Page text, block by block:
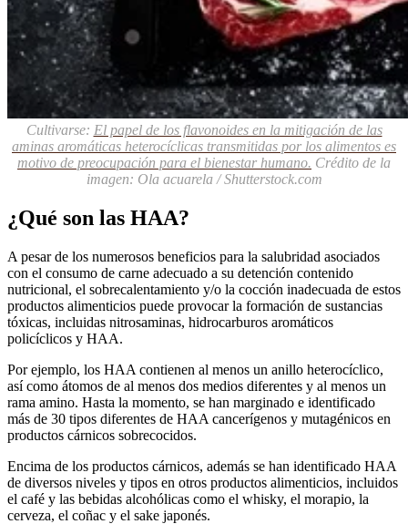
Cultivarse: El papel de los flavonoides en la mitigación de las
aminas aromáticas heterocíclicas transmitidas por los alimentos es
motivo de preocupación para el bienestar humano. Crédito de la
imagen: Ola acuarela / Shutterstock.com
¿Qué son las HAA?
A pesar de los numerosos beneficios para la salubridad asociados
con el consumo de carne adecuado a su detención contenido
nutricional, el sobrecalentamiento y/o la cocción inadecuada de estos
productos alimenticios puede provocar la formación de sustancias
tóxicas, incluidas nitrosaminas, hidrocarburos aromáticos
policíclicos y HAA.
Por ejemplo, los HAA contienen al menos un anillo heterocíclico,
así como átomos de al menos dos medios diferentes y al menos un
rama amino. Hasta la momento, se han marginado e identificado
más de 30 tipos diferentes de HAA cancerígenos y mutagénicos en
productos cárnicos sobrecocidos.
Encima de los productos cárnicos, además se han identificado HAA
de diversos niveles y tipos en otros productos alimenticios, incluidos
el café y las bebidas alcohólicas como el whisky, el morapio, la
cerveza, el coñac y el sake japonés.